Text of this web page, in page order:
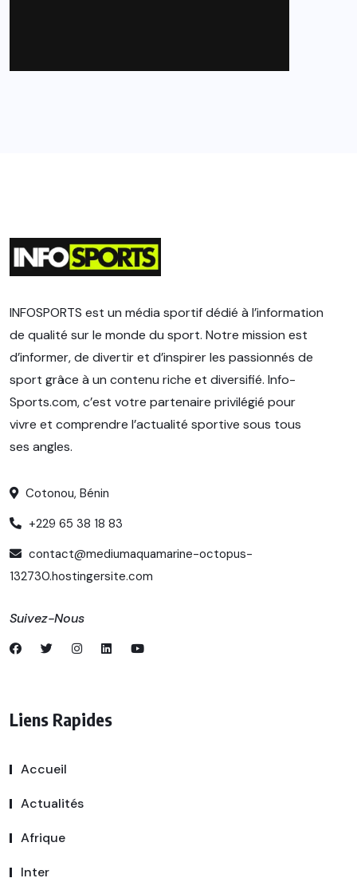
INFOSPORTS est un média sportif dédié à l’information
de qualité sur le monde du sport. Notre mission est
d’informer, de divertir et d’inspirer les passionnés de
sport grâce à un contenu riche et diversifié. Info-
Sports.com, c’est votre partenaire privilégié pour
vivre et comprendre l’actualité sportive sous tous
ses angles.
Cotonou, Bénin
+229 65 38 18 83
contact@mediumaquamarine-octopus-
132730.hostingersite.com
Suivez-Nous
Liens Rapides
Accueil
Actualités
Afrique
Inter